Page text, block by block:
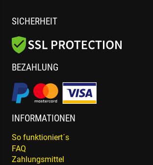
SICHERHEIT
BEZAHLUNG
INFORMATIONEN
So funktioniert´s
FAQ
Zahlungsmittel